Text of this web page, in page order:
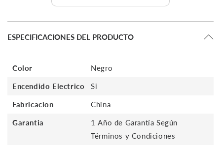
ESPECIFICACIONES DEL PRODUCTO
Color Negro
Encendido Electrico Si
Fabricacion China
Garantia
1 Año de Garantía Según
Términos y Condiciones